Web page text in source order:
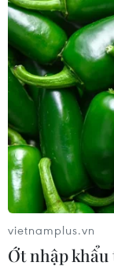
vietnamplus.vn
Ớt nhập